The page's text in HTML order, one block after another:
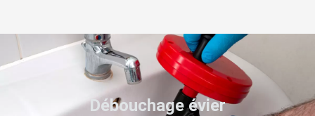
Débouchage évier